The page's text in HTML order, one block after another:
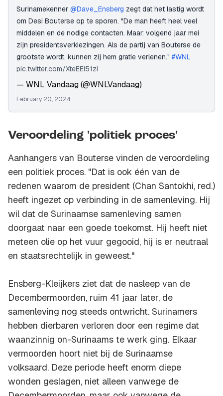
Surinamekenner @Dave_Ensberg zegt dat het lastig wordt
om Desi Bouterse op te sporen. "De man heeft heel veel
middelen en de nodige contacten. Maar: volgend jaar mei
zijn presidentsverkiezingen. Als de partij van Bouterse de
grootste wordt, kunnen zij hem gratie verlenen." #WNL
pic.twitter.com/XteEEI51zi
— WNL Vandaag (@WNLVandaag)
February 20, 2024
Veroordeling 'politiek proces'
Aanhangers van Bouterse vinden de veroordeling
een politiek proces. "Dat is ook één van de
redenen waarom de president (Chan Santokhi, red.)
heeft ingezet op verbinding in de samenleving. Hij
wil dat de Surinaamse samenleving samen
doorgaat naar een goede toekomst. Hij heeft niet
meteen olie op het vuur gegooid, hij is er neutraal
en staatsrechtelijk in geweest."
Ensberg-Kleijkers ziet dat de nasleep van de
Decembermoorden, ruim 41 jaar later, de
samenleving nog steeds ontwricht. Surinamers
hebben dierbaren verloren door een regime dat
waanzinnig on-Surinaams te werk ging. Elkaar
vermoorden hoort niet bij de Surinaamse
volksaard. Deze periode heeft enorm diepe
wonden geslagen, niet alleen vanwege de